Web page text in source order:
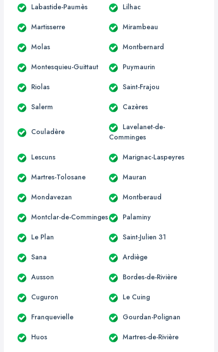
Labastide-Paumès Lilhac
Martisserre Mirambeau
Molas Montbernard
Montesquieu-Guittaut Puymaurin
Riolas Saint-Frajou
Salerm Cazères
Couladère
Lavelanet-de-
Comminges
Lescuns Marignac-Laspeyres
Martres-Tolosane Mauran
Mondavezan Montberaud
Montclar-de-Comminges Palaminy
Le Plan Saint-Julien 31
Sana Ardiège
Ausson Bordes-de-Rivière
Cuguron Le Cuing
Franquevielle Gourdan-Polignan
Huos Martres-de-Rivière